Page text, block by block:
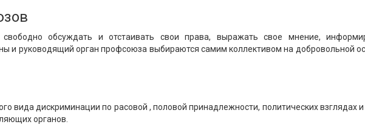
обсуждать и отстаивать свои права, выражать свое мнение,
и руководящий орган профсоюза выбираются самим коллективом на добровольной
вида дискриминации по расовой , половой принадлежности, политических
органов.